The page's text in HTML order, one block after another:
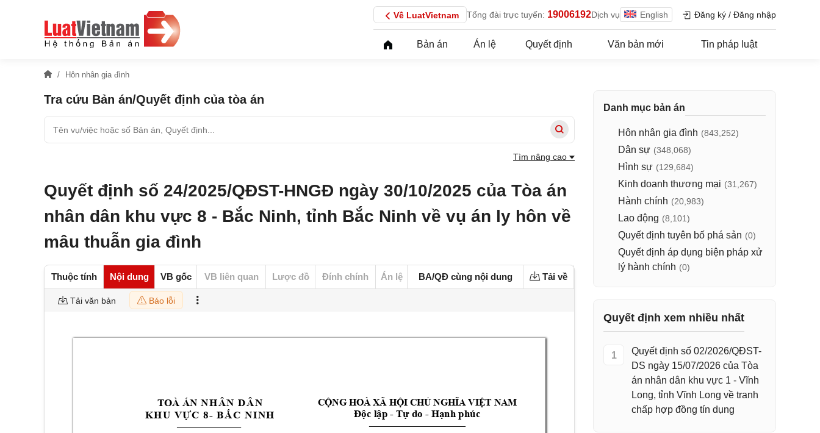
Về LuatVietnam Tổng đài trực tuyến: 19006192Dịch vụ English Đăng ký / Đăng nhập
Bản án Án lệ Quyết định Văn bản mới Tin pháp luật
Hôn nhân gia đình
Tra cứu Bản án/Quyết định của tòa án
Tìm nâng cao
Quyết định số 24/2025/QĐST-HNGĐ ngày 30/10/2025 của Tòa án
nhân dân khu vực 8 - Bắc Ninh, tỉnh Bắc Ninh về vụ án ly hôn về
mâu thuẫn gia đình
Thuộc tính Nội dung VB gốc VB liên quan Lược đồ Đính chính Án lệ BA/QĐ cùng nội dung Tải về
Tải văn bản Báo lỗi
TOÀ ÁN NHÂN DÂN
KHU VỰC 8- BẮC NINH
__________________
CỘNG HOÀ XÃ HỘI CHỦ NGHĨA VIỆT NAM
Độc lập - Tự do - Hạnh phúc
___________________________
Danh mục bản án
Hôn nhân gia đình (843,252)
Dân sự (348,068)
Hình sự (129,684)
Kinh doanh thương mại (31,267)
Hành chính (20,983)
Lao động (8,101)
Quyết định tuyên bố phá sản (0)
Quyết định áp dụng biện pháp xử
lý hành chính (0)
Quyết định xem nhiều nhất
1
Quyết định số 02/2026/QĐST-
DS ngày 15/07/2026 của Tòa
án nhân dân khu vực 1 - Vĩnh
Long, tỉnh Vĩnh Long về tranh
chấp hợp đồng tín dụng